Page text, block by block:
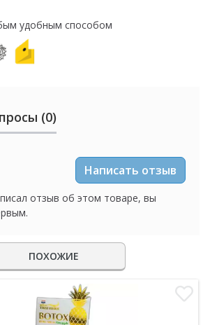
удобным способом
(0)
Написать отзыв
отзыв об этом товаре, вы
ПОХОЖИЕ